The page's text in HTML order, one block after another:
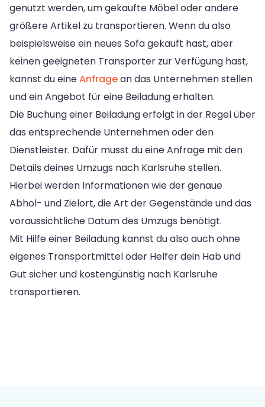
genutzt werden, um gekaufte Möbel oder andere
größere Artikel zu transportieren. Wenn du also
beispielsweise ein neues Sofa gekauft hast, aber
keinen geeigneten Transporter zur Verfügung hast,
kannst du eineAnfragean das Unternehmen stellen
und ein Angebot für eine Beiladung erhalten.
Die Buchung einer Beiladung erfolgt in der Regel über
das entsprechende Unternehmen oder den
Dienstleister. Dafür musst du eine Anfrage mit den
Details deines Umzugs nach Karlsruhe stellen.
Hierbei werden Informationen wie der genaue
Abhol- und Zielort, die Art der Gegenstände und das
voraussichtliche Datum des Umzugs benötigt.
Mit Hilfe einer Beiladung kannst du also auch ohne
eigenes Transportmittel oder Helfer dein Hab und
Gut sicher und kostengünstig nach Karlsruhe
transportieren.